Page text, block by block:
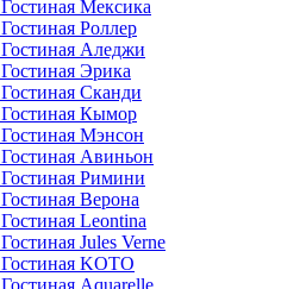
Гостиная Мексика
Гостиная Роллер
Гостиная Аледжи
Гостиная Эрика
Гостиная Сканди
Гостиная Кымор
Гостиная Мэнсон
Гостиная Авиньон
Гостиная Римини
Гостиная Верона
Гостиная Leontina
Гостиная Jules Verne
Гостиная KOTO
Гостиная Aquarelle